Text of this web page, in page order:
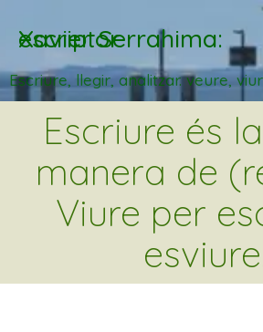
Xavier Serrahima: escriptor
Escriure, llegir, analitzar. veure,
Escriure és
manera de
Viure per